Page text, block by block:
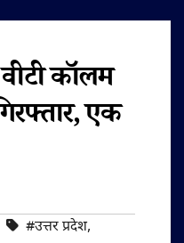
कॉलम
एक
#उत्तर प्रदेश,